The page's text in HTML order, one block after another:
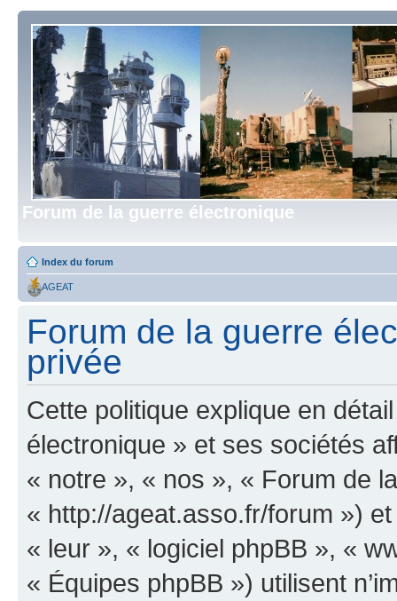
Forum de la guerre électronique
Index du forum
AGEAT
Forum de la guerre
privée
Cette politique explique en
électronique » et ses sociétés
« notre », « nos », « Forum de
« http://ageat.asso.fr/forum »)
« leur », « logiciel phpBB », «
« Équipes phpBB ») utilisent